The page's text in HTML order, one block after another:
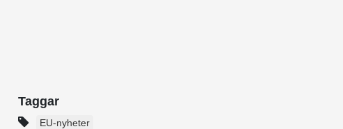
Taggar
EU-nyheter